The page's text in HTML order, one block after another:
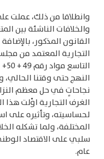
وانطلاقا من ذلك، عملت
والخلافات الناشئة بين
القانون المذكور،
النهج حتى وقتنا
نجاحاتٍ في حل معظم
الغرف التجارية اوْلت هذا
لحساسيته، وتأثيره على
المختلفة، ولما تشكله
سلبي على الاقتصاد
عام.